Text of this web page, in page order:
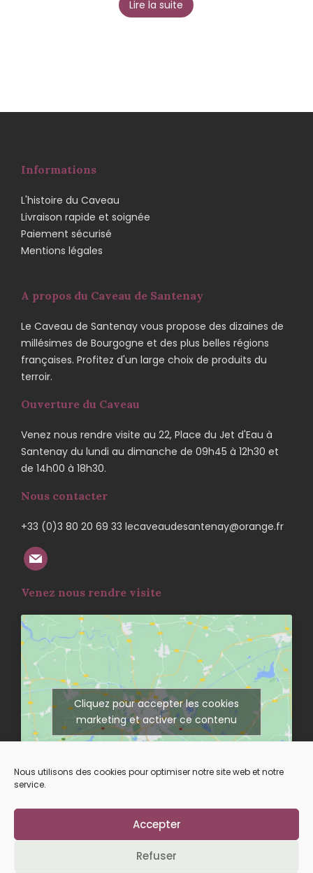
Nous utilisons des cookies pour optimiser notre site web et notre
service.
Accepter
Refuser
Lire la suite
Informations
L'histoire du Caveau
Livraison rapide et soignée
Paiement sécurisé
Mentions légales
A propos du Caveau de Santenay
Le Caveau de Santenay vous propose des dizaines de
millésimes de Bourgogne et des plus belles régions
françaises. Profitez d'un large choix de produits du
terroir.
Ouverture du Caveau
Venez nous rendre visite au 22, Place du Jet d'Eau à
Santenay du lundi au dimanche de 09h45 à 12h30 et
de 14h00 à 18h30.
Nous contacter
+33 (0)3 80 20 69 33 lecaveaudesantenay@orange.fr
Venez nous rendre visite
Cliquez pour accepter les cookies
marketing et activer ce contenu
Suivez-nous sur nos réseaux